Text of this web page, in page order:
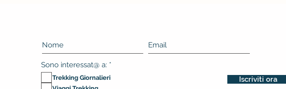
Sono interessat@ a: *
Trekking Giornalieri
Iscriviti ora